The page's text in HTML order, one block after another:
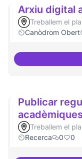
Arxiu digital
Treballem el
Canòdrom Obert
Publicar
acadèmiques
Treballem el
Recerca
0 0